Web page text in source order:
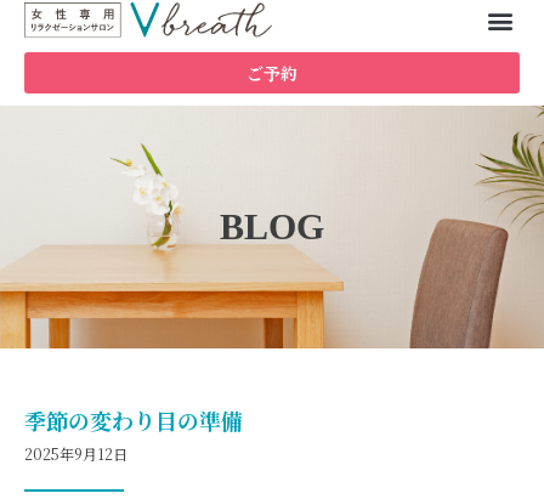
ご予約
BLOG
季節の変わり目の準備
2025年9月12日